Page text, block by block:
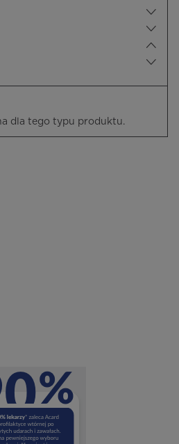
dla tego typu produktu.